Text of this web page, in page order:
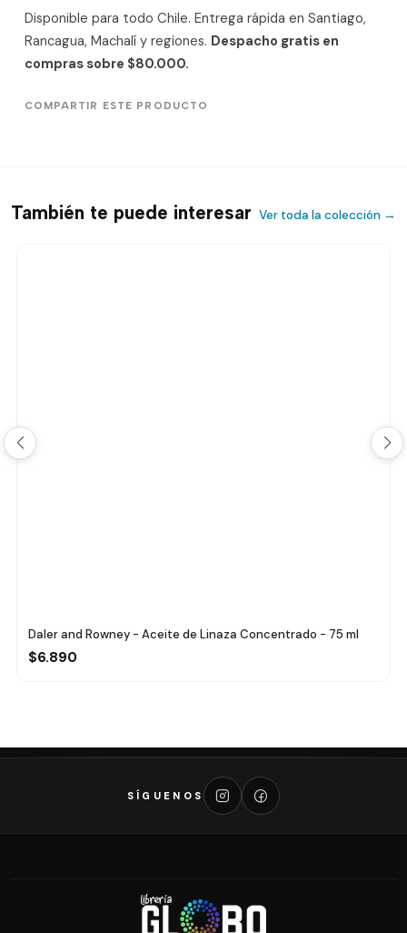
Disponible para todo Chile. Entrega rápida en Santiago,
Rancagua, Machalí y regiones. Despacho gratis en
compras sobre $80.000.
COMPARTIR ESTE PRODUCTO
También te puede interesar Ver toda la colección →
Daler and Rowney - Aceite de Linaza Concentrado - 75 ml
$6.890
SÍGUENOS